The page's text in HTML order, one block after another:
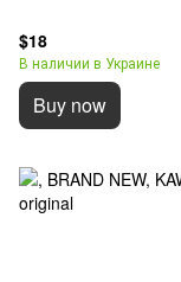
$18
В наличии в Украине
Buy now